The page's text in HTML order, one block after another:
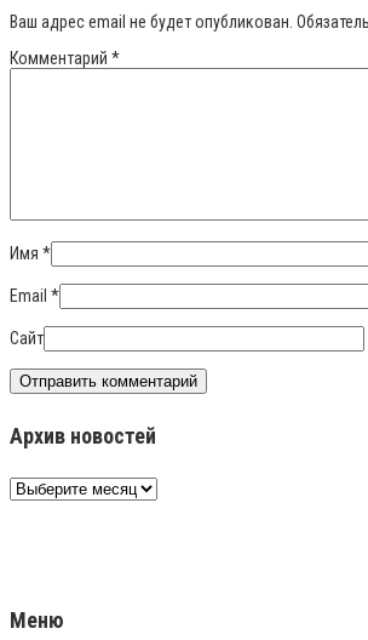
Ваш адрес email не будет опубликован.
Комментарий *
Имя *
Email *
Сайт
Архив новостей
Архив
новостей
Меню